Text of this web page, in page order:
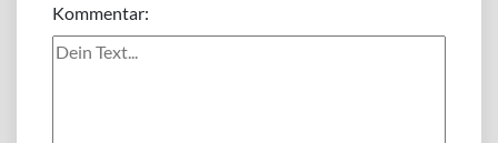
Kommentar: